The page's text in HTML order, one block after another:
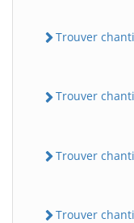
Trouver
Trouver
Trouver
Trouver